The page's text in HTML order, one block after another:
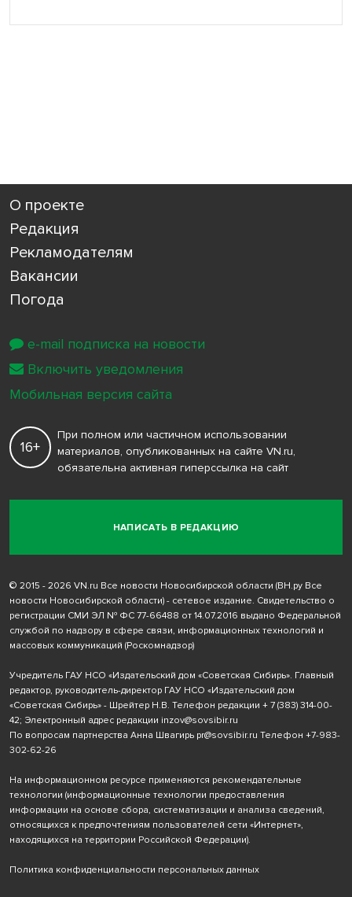
О проекте
Редакция
Рекламодателям
Вакансии
Погода
НАПИСАТЬ В РЕДАКЦИЮ
16+
При полном или частичном использовании
материалов, опубликованных на сайте VN.ru,
обязательна активная гиперссылка на сайт
© 2015 - 2026 VN.ru Все новости Новосибирской области (ВН.ру Все
новости Новосибирской области) - сетевое издание. Свидетельство о
регистрации СМИ ЭЛ № ФС 77-66488 от 14.07.2016 выдано Федеральной
службой по надзору в сфере связи, информационных технологий и
массовых коммуникаций (Роскомнадзор)
Учредитель ГАУ НСО «Издательский дом «Советская Сибирь». Главный
редактор, руководитель-директор ГАУ НСО «Издательский дом
«Советская Сибирь» - Шрейтер Н.В. Телефон редакции + 7 (383) 314-00-
42; Электронный адрес редакции inzov@sovsibir.ru
По вопросам партнерства Анна Швагирь pr@sovsibir.ru Телефон +7-983-
302-62-26
На информационном ресурсе применяются рекомендательные
технологии (информационные технологии предоставления
информации на основе сбора, систематизации и анализа сведений,
относящихся к предпочтениям пользователей сети «Интернет»,
находящихся на территории Российской Федерации).
Политика конфиденциальности персональных данных
e-mail подписка на новости
Включить уведомления
Мобильная версия сайта